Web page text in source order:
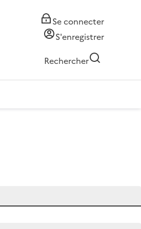
Se connecter
S'enregistrer
Rechercher